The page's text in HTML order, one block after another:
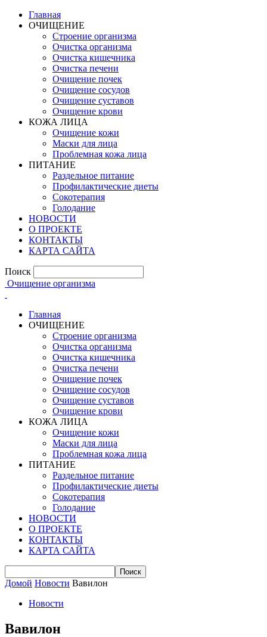
Главная
ОЧИЩЕНИЕ
Строение организма
Очистка организма
Очистка кишечника
Очистка печени
Очищение почек
Очищение сосудов
Очищение суставов
Очищение крови
КОЖА ЛИЦА
Очищение кожи
Маски для лица
Проблемная кожа лица
ПИТАНИЕ
Раздельное питание
Профилактические диеты
Сокотерапия
Голодание
НОВОСТИ
О ПРОЕКТЕ
КОНТАКТЫ
КАРТА САЙТА
Поиск
Очищение организма
Главная
ОЧИЩЕНИЕ
Строение организма
Очистка организма
Очистка кишечника
Очистка печени
Очищение почек
Очищение сосудов
Очищение суставов
Очищение крови
КОЖА ЛИЦА
Очищение кожи
Маски для лица
Проблемная кожа лица
ПИТАНИЕ
Раздельное питание
Профилактические диеты
Сокотерапия
Голодание
НОВОСТИ
О ПРОЕКТЕ
КОНТАКТЫ
КАРТА САЙТА
Домой Новости Вавилон
Новости
Вавилон